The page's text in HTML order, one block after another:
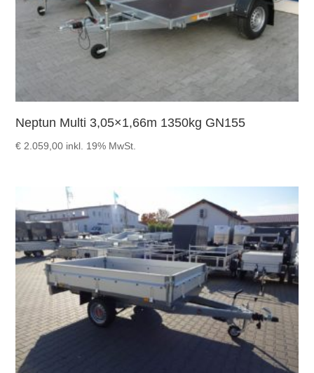
Neptun Multi 3,05×1,66m 1350kg GN155
€ 2.059,00 inkl. 19% MwSt.